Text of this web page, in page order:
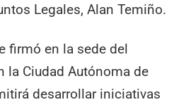
Legales, Alan Temiño.
firmó en la sede del
la Ciudad Autónoma de
desarrollar iniciativas